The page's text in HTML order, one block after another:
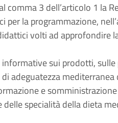
comma 3 dell’articolo 1 la
per la programmazione,
volti ad approfondire
sui prodotti, sulle
adeguatezza
e
specialità della dieta